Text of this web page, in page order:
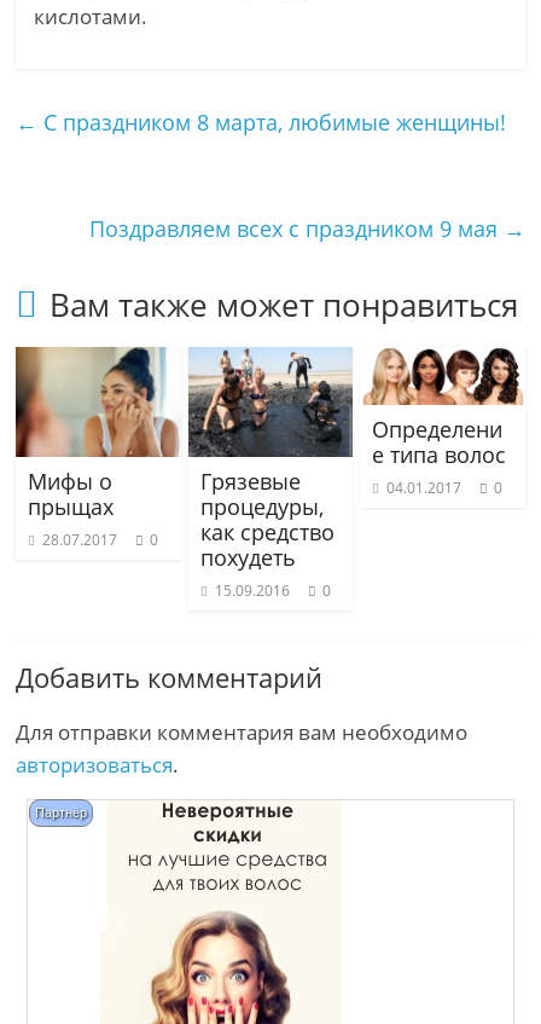
кислотами.
← С праздником 8 марта, любимые женщины!
Поздравляем всех с праздником 9 мая →
Вам также может понравиться
Мифы о
прыщах
28.07.2017 0
Грязевые
процедуры,
как средство
похудеть
15.09.2016 0
Определени
е типа волос
04.01.2017 0
Добавить комментарий
Для отправки комментария вам необходимо
авторизоваться.
Партнёр